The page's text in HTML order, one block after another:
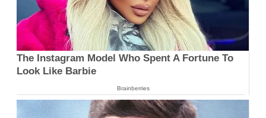
The Instagram Model Who Spent A Fortune To
Look Like Barbie
Brainberries